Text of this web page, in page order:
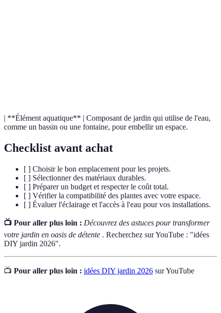
| **Élément aquatique** | Composant de jardin qui utilise de l'eau,
comme un bassin ou une fontaine, pour embellir un espace.
Checklist avant achat
[ ] Choisir le bon emplacement pour les projets.
[ ] Sélectionner des matériaux durables.
[ ] Préparer un budget et respecter le coût total.
[ ] Vérifier la compatibilité des plantes avec votre espace.
[ ] Évaluer l'éclairage et l'accès à l'eau pour vos installations.
📺 Pour aller plus loin : Découvrez des astuces pour transformer
votre jardin en oasis de détente . Recherchez sur YouTube : "idées
DIY jardin 2026".
📺 Pour aller plus loin : idées DIY jardin 2026 sur YouTube